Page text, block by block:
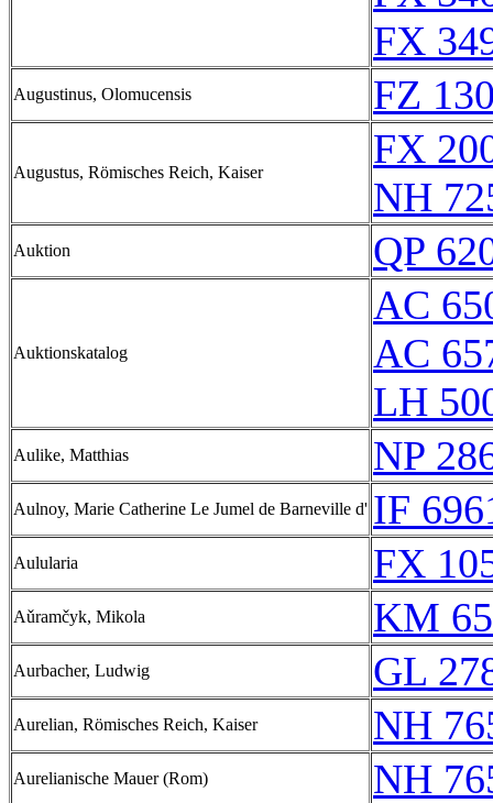
FX
Augustinus, Olomucensis FZ
Augustus, Römisches Reich, Kaiser
FX
NH
Auktion QP
Auktionskatalog
AC
AC
LH
Aulike, Matthias NP
Aulnoy, Marie Catherine Le Jumel de Barneville d' IF
Aulularia FX
Aǔramčyk, Mikola KM
Aurbacher, Ludwig GL
Aurelian, Römisches Reich, Kaiser NH
Aurelianische Mauer (Rom) NH